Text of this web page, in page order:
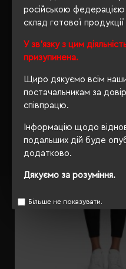
російською
склад готової
У зв'язку з цим
призупинена.
Щиро дякуємо всім
постачальникам за
співпрацю.
Інформацію щодо
подальших дій буде
додатково.
Дякуємо за розуміння.
Більше не показувати.
РЕКОМЕНДУЄМО